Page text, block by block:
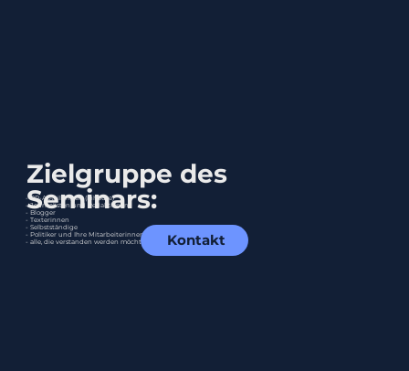
Zielgruppe des
Seminars:
- PR-Abteilungen (Inhouse)
- Journalisten und Redaktionen
- Blogger
- Texterinnen
- Selbstständige
- Politiker und Ihre Mitarbeiterinnen
- alle, die verstanden werden möchten
Kontakt